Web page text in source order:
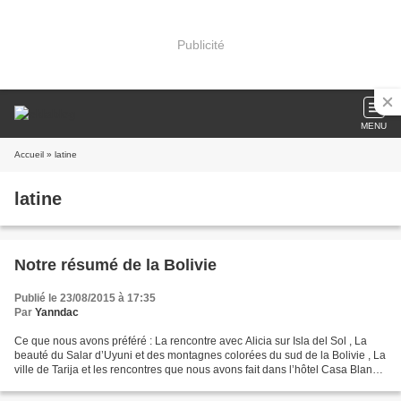
Publicité
MENU
Accueil » latine
latine
Notre résumé de la Bolivie
Publié le 23/08/2015 à 17:35
Par Yanndac
Ce que nous avons préféré : La rencontre avec Alicia sur Isla del Sol , La
beauté du Salar d’Uyuni et des montagnes colorées du sud de la Bolivie , La
ville de Tarija et les rencontres que nous avons fait dans l’hôtel Casa Blanca,